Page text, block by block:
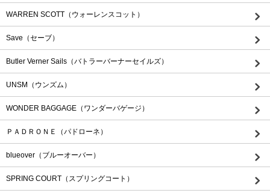
WARREN SCOTT（ウォーレンスコット）
Save（セーブ）
Butler Verner Sails（バトラーバーナーセイルズ）
UNSM（ウンズム）
WONDER BAGGAGE（ワンダーバゲージ）
ＰＡＤＲＯＮＥ（パドローネ）
blueover（ブルーオーバー）
SPRING COURT（スプリングコート）